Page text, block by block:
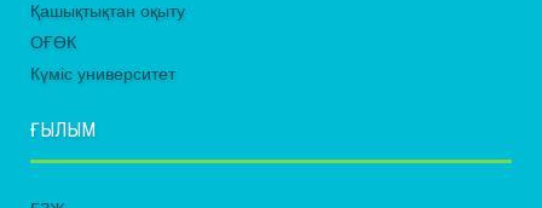
Қашықтықтан оқыту
ОҒӨК
Күміс университет
ҒЫЛЫМ